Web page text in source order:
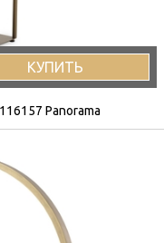
КУПИТЬ
Panorama